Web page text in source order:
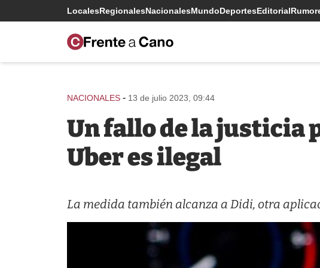
LocalesRegionalesNacionalesMundoDeportesEditorial
NACIONALES - 13 de julio 2023, 09:44
Un fallo de la justicia
Uber es ilegal
La medida también alcanza a Didi, otra